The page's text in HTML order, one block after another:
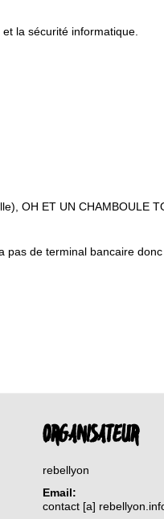
la sécurité informatique.
OH ET UN CHAMBOULE
pas de terminal bancaire
ORGANISATEUR
rebellyon
Email:
contact [a]